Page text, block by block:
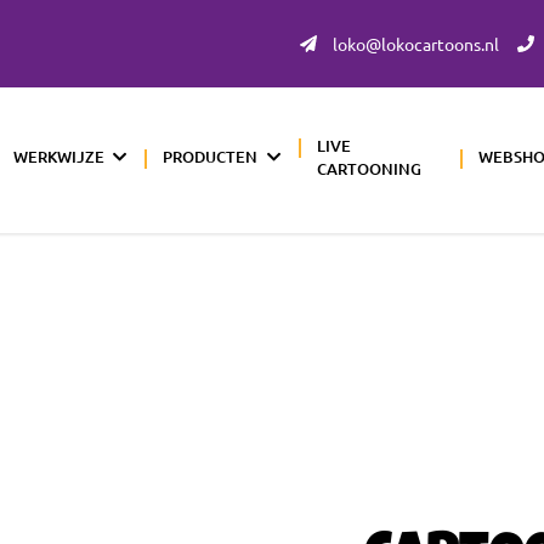
loko@lokocartoons.nl
WERKWIJZE PRODUCTEN
LIVE
CARTOONING